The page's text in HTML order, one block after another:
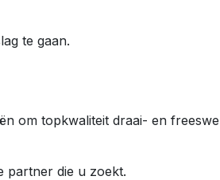
te gaan.
om topkwaliteit draai- en
partner die u zoekt.